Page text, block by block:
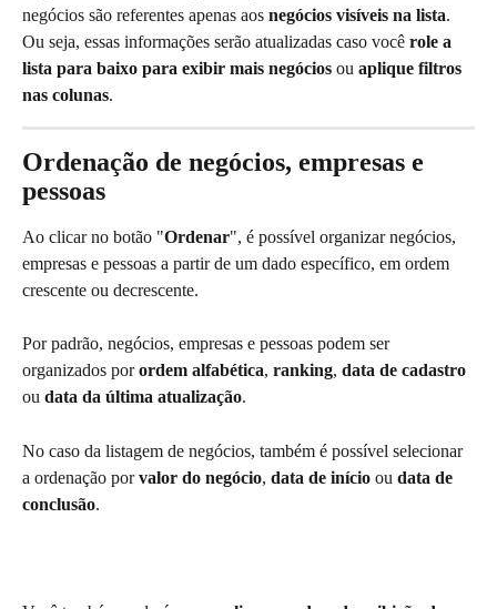
negócios são referentes apenas aos negócios visíveis na lista.
Ou seja, essas informações serão atualizadas caso você role a
lista para baixo para exibir mais negócios ou aplique filtros
nas colunas.
Ordenação de negócios, empresas e
pessoas
Ao clicar no botão "Ordenar", é possível organizar negócios,
empresas e pessoas a partir de um dado específico, em ordem
crescente ou decrescente.
Por padrão, negócios, empresas e pessoas podem ser
organizados por ordem alfabética, ranking, data de cadastro
ou data da última atualização.
No caso da listagem de negócios, também é possível selecionar
a ordenação por valor do negócio, data de início ou data de
conclusão.